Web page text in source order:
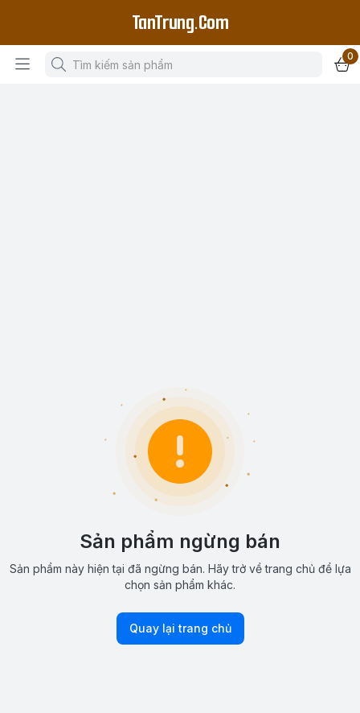
TanTrung.Com
0
Sản phẩm ngừng bán
Sản phẩm này hiện tại đã ngừng bán. Hãy trở về trang chủ để lựa
chọn sản phẩm khác.
Quay lại trang chủ